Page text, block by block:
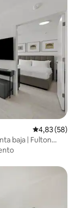
Calificación
4,83 (58)
baja | Fulton